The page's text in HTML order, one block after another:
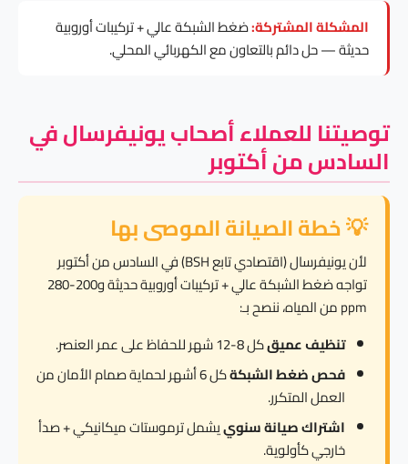
المشكلة المشتركة:ضغط الشبكة عالي + تركيبات أوروبية
حديثة — حل دائم بالتعاون مع الكهربائي المحلي.
توصيتنا للعملاء أصحاب يونيفرسال في
السادس من أكتوبر
💡 خطة الصيانة الموصى بها
لأن يونيفرسال (اقتصادي تابع BSH) في السادس من أكتوبر
تواجه ضغط الشبكة عالي + تركيبات أوروبية حديثة و200-280
ppm من المياه، ننصح بـ:
تنظيف عميقكل 8-12 شهر للحفاظ على عمر العنصر.
فحص ضغط الشبكة
كل 6 أشهر لحماية صمام الأمان من
العمل المتكرر.
اشتراك صيانة سنوييشمل ترموستات ميكانيكي + صدأ
خارجي كأولوية.